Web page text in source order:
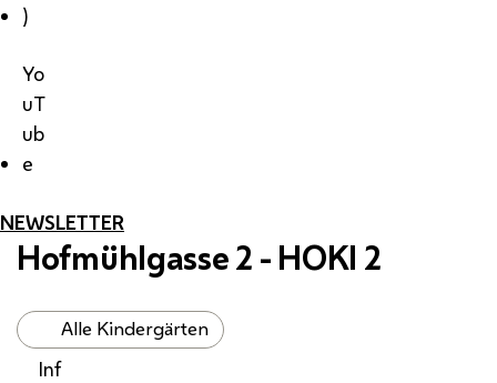
)
Yo
uT
ub
e
NEWSLETTER
Hofmühlgasse 2 - HOKI 2
Alle Kindergärten
Inf